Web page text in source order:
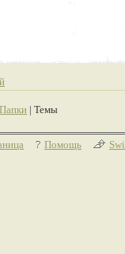
Папки | Темы
Помощь